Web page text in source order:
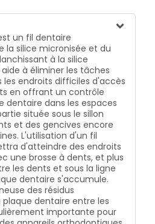
un fil dentaire
la silice micronisée et du
à la silice
à éliminer les tâches
les endroits difficiles d'accès
en offrant un contrôle
dentaire dans les espaces
située sous le sillon
et des gencives encore
L'utilisation d'un fil
d'atteindre des endroits
une brosse à dents, et plus
les dents et sous la ligne
dentaire s'accumule.
des résidus
dentaire entre les
importante pour